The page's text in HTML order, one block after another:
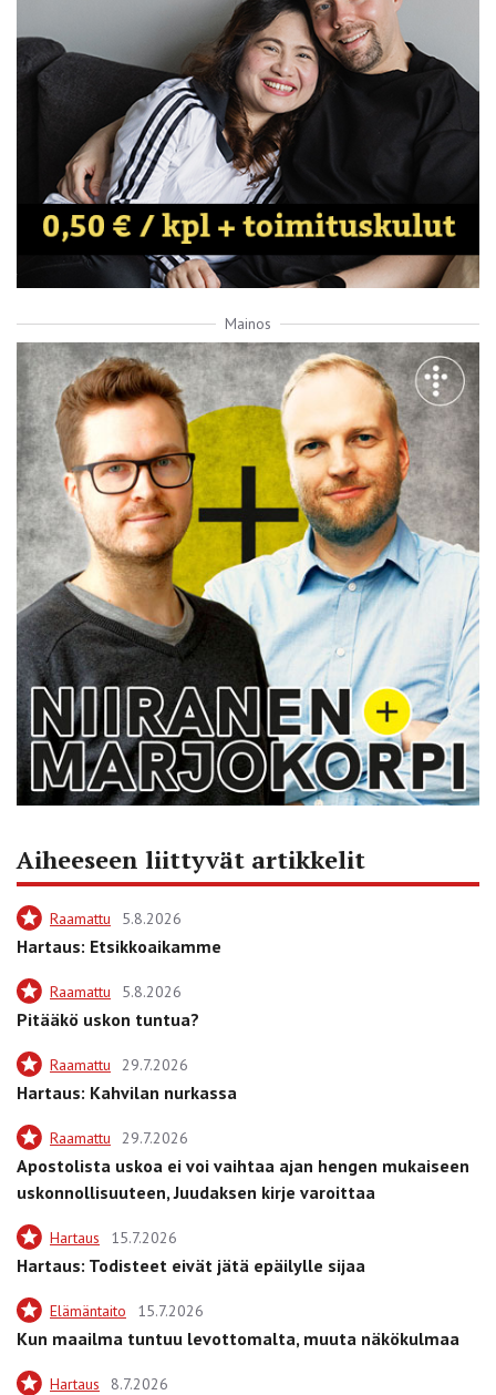
Mainos
Aiheeseen liittyvät artikkelit
Raamattu 5.8.2026
Hartaus: Etsikkoaikamme
Raamattu 5.8.2026
Pitääkö uskon tuntua?
Raamattu 29.7.2026
Hartaus: Kahvilan nurkassa
Raamattu 29.7.2026
Apostolista uskoa ei voi vaihtaa ajan hengen mukaiseen
uskonnollisuuteen, Juudaksen kirje varoittaa
Hartaus 15.7.2026
Hartaus: Todisteet eivät jätä epäilylle sijaa
Elämäntaito 15.7.2026
Kun maailma tuntuu levottomalta, muuta näkökulmaa
Hartaus 8.7.2026